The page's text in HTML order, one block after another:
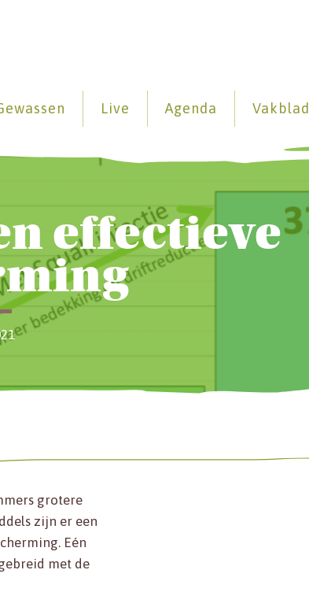
Live Agenda Vakblad
effectieve
grotere
zijn er een
Eén
met de